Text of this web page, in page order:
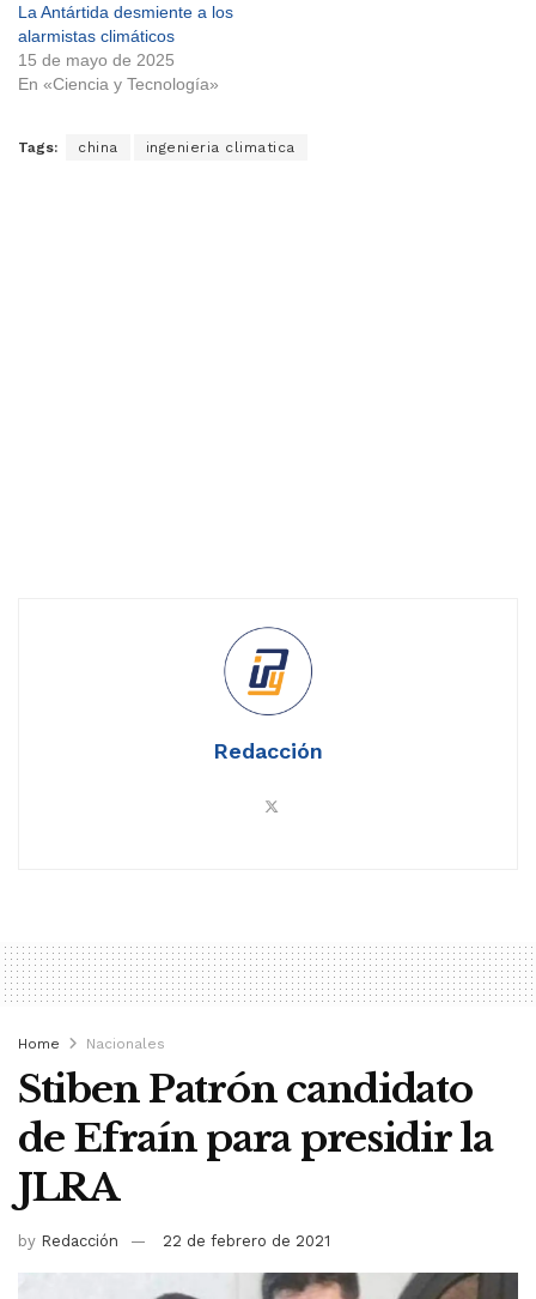
La Antártida desmiente a los
alarmistas climáticos
15 de mayo de 2025
En «Ciencia y Tecnología»
Tags: china ingenieria climatica
Redacción
Home Nacionales
Stiben Patrón candidato
de Efraín para presidir la
JLRA
by Redacción 22 de febrero de 2021